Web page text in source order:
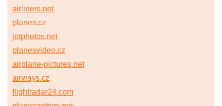
airliners.net
planes.cz
jetphotos.net
planesvideo.cz
airplane-pictures.net
airways.cz
flightradar24.com